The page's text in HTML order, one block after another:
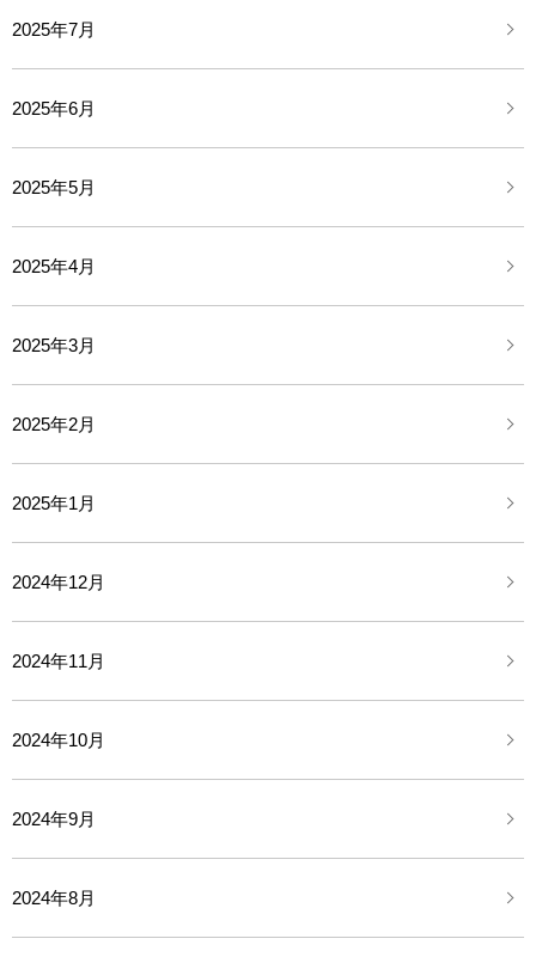
2025年7月
2025年6月
2025年5月
2025年4月
2025年3月
2025年2月
2025年1月
2024年12月
2024年11月
2024年10月
2024年9月
2024年8月